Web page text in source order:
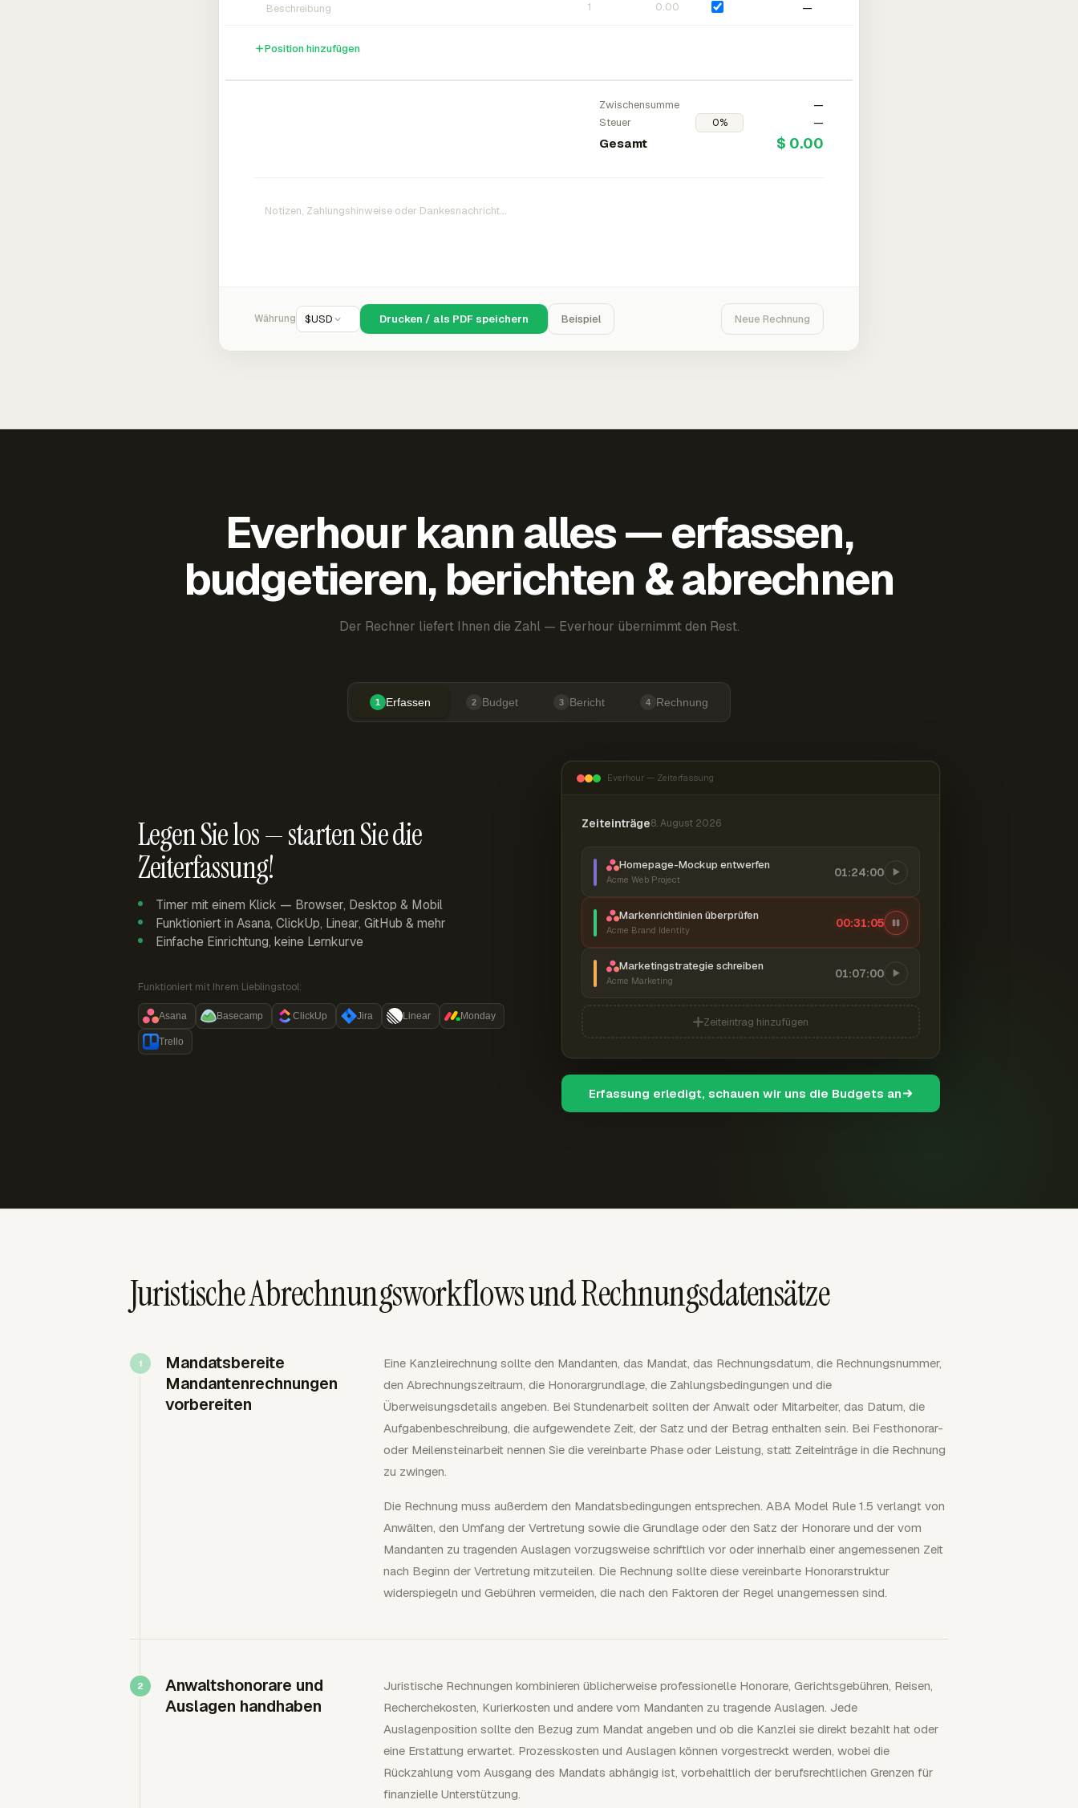
—
Position hinzufügen
Zwischensumme
—
Steuer
—
Gesamt $ 0.00
Währung $USD Drucken / als PDF speichern Beispiel Neue Rechnung
Everhour kann alles — erfassen,
budgetieren, berichten & abrechnen
Der Rechner liefert Ihnen die Zahl — Everhour übernimmt den Rest.
1 Erfassen 2 Budget 3 Bericht 4 Rechnung
Legen Sie los — starten Sie die
Zeiterfassung!
Timer mit einem Klick — Browser, Desktop & Mobil
Funktioniert in Asana, ClickUp, Linear, GitHub & mehr
Einfache Einrichtung, keine Lernkurve
Funktioniert mit Ihrem Lieblingstool:
Asana Basecamp ClickUp Jira Linear Monday
Trello
Everhour — Zeiterfassung
Zeiteinträge8. August 2026
Homepage-Mockup entwerfen
Acme Web Project
01:24:00
Markenrichtlinien überprüfen
Acme Brand Identity
00:31:06
Marketingstrategie schreiben
Acme Marketing
01:07:00
Zeiteintrag hinzufügen
Erfassung erledigt, schauen wir uns die Budgets an
Juristische Abrechnungsworkflows und Rechnungsdatensätze
Mandatsbereite
Mandantenrechnungen
vorbereiten
Eine Kanzleirechnung sollte den Mandanten, das Mandat, das Rechnungsdatum, die Rechnungsnummer,
den Abrechnungszeitraum, die Honorargrundlage, die Zahlungsbedingungen und die
Überweisungsdetails angeben. Bei Stundenarbeit sollten der Anwalt oder Mitarbeiter, das Datum, die
Aufgabenbeschreibung, die aufgewendete Zeit, der Satz und der Betrag enthalten sein. Bei Festhonorar-
oder Meilensteinarbeit nennen Sie die vereinbarte Phase oder Leistung, statt Zeiteinträge in die Rechnung
zu zwingen.
Die Rechnung muss außerdem den Mandatsbedingungen entsprechen. ABA Model Rule 1.5 verlangt von
Anwälten, den Umfang der Vertretung sowie die Grundlage oder den Satz der Honorare und der vom
Mandanten zu tragenden Auslagen vorzugsweise schriftlich vor oder innerhalb einer angemessenen Zeit
nach Beginn der Vertretung mitzuteilen. Die Rechnung sollte diese vereinbarte Honorarstruktur
widerspiegeln und Gebühren vermeiden, die nach den Faktoren der Regel unangemessen sind.
Anwaltshonorare und
Auslagen handhaben
Juristische Rechnungen kombinieren üblicherweise professionelle Honorare, Gerichtsgebühren, Reisen,
Recherchekosten, Kurierkosten und andere vom Mandanten zu tragende Auslagen. Jede
Auslagenposition sollte den Bezug zum Mandat angeben und ob die Kanzlei sie direkt bezahlt hat oder
eine Erstattung erwartet. Prozesskosten und Auslagen können vorgestreckt werden, wobei die
Rückzahlung vom Ausgang des Mandats abhängig ist, vorbehaltlich der berufsrechtlichen Grenzen für
finanzielle Unterstützung.